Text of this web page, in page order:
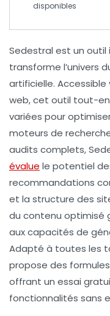
disponibles
Sedestral est un outil
transforme l’univers
artificielle.
web, cet outil tout-
variées pour
moteurs de
audits complets,
évalue le potentiel
recommandations
et la structure des
du contenu optimisé
aux capacités de
Adapté à toutes les
propose des
offrant un essai
fonctionnalités sans